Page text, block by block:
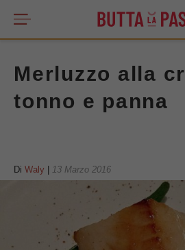
Merluzzo alla
tonno e panna
Di Waly 13 Marzo 2016